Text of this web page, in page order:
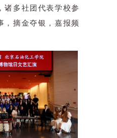
诸多社团代表学校参
，摘金夺银，嘉报频